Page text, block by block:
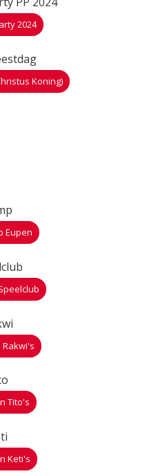
2024
Koning)
Eupen
Tito's
Keti's